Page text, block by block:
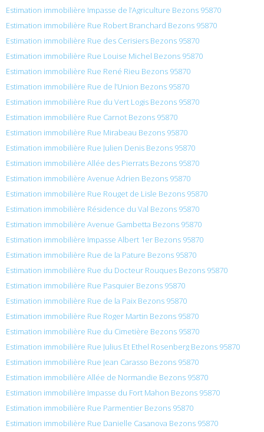
Estimation immobilière Impasse de l’Agriculture Bezons 95870
Estimation immobilière Rue Robert Branchard Bezons 95870
Estimation immobilière Rue des Cerisiers Bezons 95870
Estimation immobilière Rue Louise Michel Bezons 95870
Estimation immobilière Rue René Rieu Bezons 95870
Estimation immobilière Rue de l’Union Bezons 95870
Estimation immobilière Rue du Vert Logis Bezons 95870
Estimation immobilière Rue Carnot Bezons 95870
Estimation immobilière Rue Mirabeau Bezons 95870
Estimation immobilière Rue Julien Denis Bezons 95870
Estimation immobilière Allée des Pierrats Bezons 95870
Estimation immobilière Avenue Adrien Bezons 95870
Estimation immobilière Rue Rouget de Lisle Bezons 95870
Estimation immobilière Résidence du Val Bezons 95870
Estimation immobilière Avenue Gambetta Bezons 95870
Estimation immobilière Impasse Albert 1er Bezons 95870
Estimation immobilière Rue de la Pature Bezons 95870
Estimation immobilière Rue du Docteur Rouques Bezons 95870
Estimation immobilière Rue Pasquier Bezons 95870
Estimation immobilière Rue de la Paix Bezons 95870
Estimation immobilière Rue Roger Martin Bezons 95870
Estimation immobilière Rue du Cimetière Bezons 95870
Estimation immobilière Rue Julius Et Ethel Rosenberg Bezons 95870
Estimation immobilière Rue Jean Carasso Bezons 95870
Estimation immobilière Allée de Normandie Bezons 95870
Estimation immobilière Impasse du Fort Mahon Bezons 95870
Estimation immobilière Rue Parmentier Bezons 95870
Estimation immobilière Rue Danielle Casanova Bezons 95870